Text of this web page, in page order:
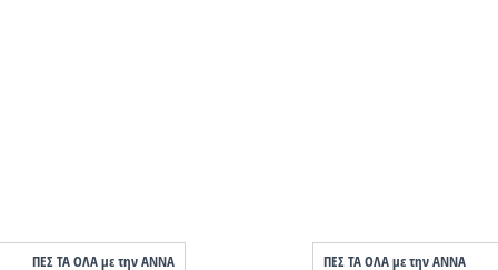
ΠΕΣ ΤΑ ΟΛΑ με την ΑΝΝΑ ΠΕΣ ΤΑ ΟΛΑ με την ΑΝΝΑ